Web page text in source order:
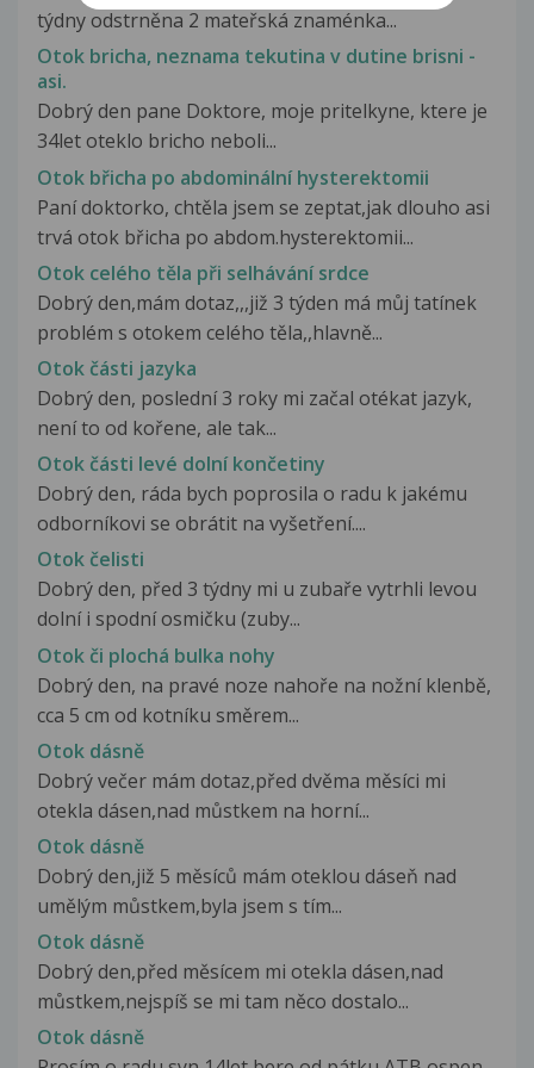
týdny odstrněna 2 mateřská znaménka...
Otok bricha, neznama tekutina v dutine brisni -
asi.
Dobrý den pane Doktore, moje pritelkyne, ktere je
34let oteklo bricho neboli...
Otok břicha po abdominální hysterektomii
Paní doktorko, chtěla jsem se zeptat,jak dlouho asi
trvá otok břicha po abdom.hysterektomii...
Otok celého těla při selhávání srdce
Dobrý den,mám dotaz,,,již 3 týden má můj tatínek
problém s otokem celého těla,,hlavně...
Otok části jazyka
Dobrý den, poslední 3 roky mi začal otékat jazyk,
není to od kořene, ale tak...
Otok části levé dolní končetiny
Dobrý den, ráda bych poprosila o radu k jakému
odborníkovi se obrátit na vyšetření....
Otok čelisti
Dobrý den, před 3 týdny mi u zubaře vytrhli levou
dolní i spodní osmičku (zuby...
Otok či plochá bulka nohy
Dobrý den, na pravé noze nahoře na nožní klenbě,
cca 5 cm od kotníku směrem...
Otok dásně
Dobrý večer mám dotaz,před dvěma měsíci mi
otekla dásen,nad můstkem na horní...
Otok dásně
Dobrý den,již 5 měsíců mám oteklou dáseň nad
umělým můstkem,byla jsem s tím...
Otok dásně
Dobrý den,před měsícem mi otekla dásen,nad
můstkem,nejspíš se mi tam něco dostalo...
Otok dásně